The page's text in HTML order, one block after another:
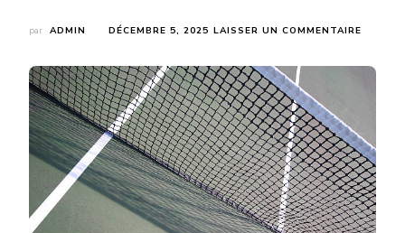
par ADMIN DÉCEMBRE 5, 2025 LAISSER UN COMMENTAIRE
POUR
LE
JEU
À